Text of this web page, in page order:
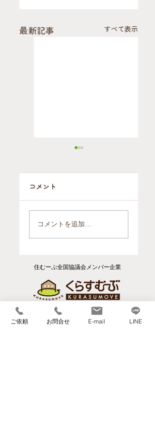
最新記事 すべて表示
判断をされたお
引越後のお片付
コメント
コメントを追加…
住むーぶ全国協議会メンバー企業
​【本社】
ご依頼 お問合せ E-mail LINE